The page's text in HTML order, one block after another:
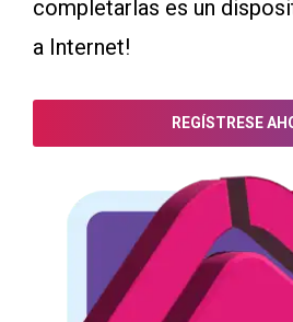
completarlas es un
a Internet!
REGÍSTRESE